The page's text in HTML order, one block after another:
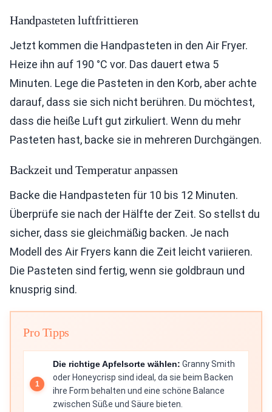
Handpasteten luftfrittieren
Jetzt kommen die Handpasteten in den Air Fryer.
Heize ihn auf 190 °C vor. Das dauert etwa 5
Minuten. Lege die Pasteten in den Korb, aber achte
darauf, dass sie sich nicht berühren. Du möchtest,
dass die heiße Luft gut zirkuliert. Wenn du mehr
Pasteten hast, backe sie in mehreren Durchgängen.
Backzeit und Temperatur anpassen
Backe die Handpasteten für 10 bis 12 Minuten.
Überprüfe sie nach der Hälfte der Zeit. So stellst du
sicher, dass sie gleichmäßig backen. Je nach
Modell des Air Fryers kann die Zeit leicht variieren.
Die Pasteten sind fertig, wenn sie goldbraun und
knusprig sind.
Pro Tipps
Die richtige Apfelsorte wählen: Granny Smith
oder Honeycrisp sind ideal, da sie beim Backen
ihre Form behalten und eine schöne Balance
zwischen Süße und Säure bieten.